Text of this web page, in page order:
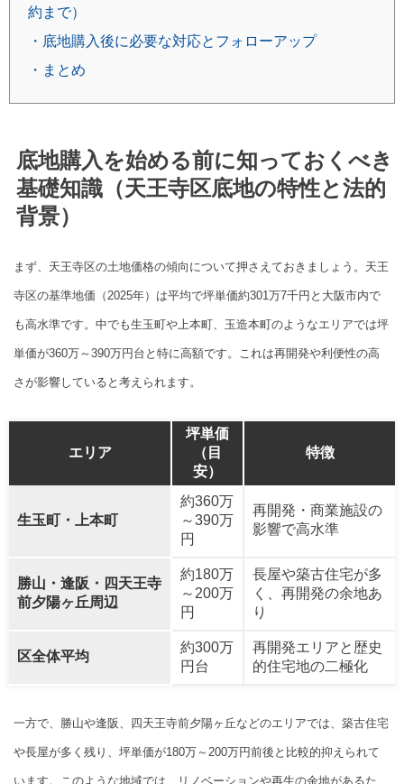
約まで）
・底地購入後に必要な対応とフォローアップ
・まとめ
底地購入を始める前に知っておくべき
基礎知識（天王寺区底地の特性と法的
背景）
まず、天王寺区の土地価格の傾向について押さえておきましょう。天王
寺区の基準地価（2025年）は平均で坪単価約301万7千円と大阪市内で
も高水準です。中でも生玉町や上本町、玉造本町のようなエリアでは坪
単価が360万～390万円台と特に高額です。これは再開発や利便性の高
さが影響していると考えられます。
エリア
坪単価
（目
安）
特徴
生玉町・上本町
約360万
～390万
円
再開発・商業施設の
影響で高水準
勝山・逢阪・四天王寺
前夕陽ヶ丘周辺
約180万
～200万
円
長屋や築古住宅が多
く、再開発の余地あ
り
区全体平均
約300万
円台
再開発エリアと歴史
的住宅地の二極化
一方で、勝山や逢阪、四天王寺前夕陽ヶ丘などのエリアでは、築古住宅
や長屋が多く残り、坪単価が180万～200万円前後と比較的抑えられて
います。このような地域では、リノベーションや再生の余地があるた